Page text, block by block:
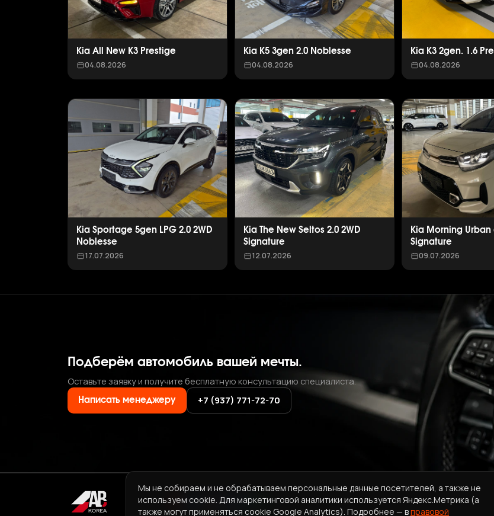
Kia All New K3 Prestige
04.08.2026
Kia K5 3gen 2.0 Noblesse
04.08.2026
Kia K3 2gen. 1.6
04.08.2026
Kia Sportage 5gen LPG 2.0 2WD
Noblesse
17.07.2026
Kia The New Seltos 2.0 2WD
Signature
12.07.2026
Kia Morning Urban
Signature
09.07.2026
Подберём автомобиль вашей мечты.
Оставьте заявку и получите бесплатную консультацию специалиста.
Написать менеджеру +7 (937) 771-72-70
+7 (937) 771-72-70 ·
Мы не собираем и не обрабатываем персональные данные посетителей, а также не
используем cookie. Для маркетинговой аналитики используется Яндекс.Метрика (а
также могут применяться cookie Google Analytics). Подробнее — вправовой